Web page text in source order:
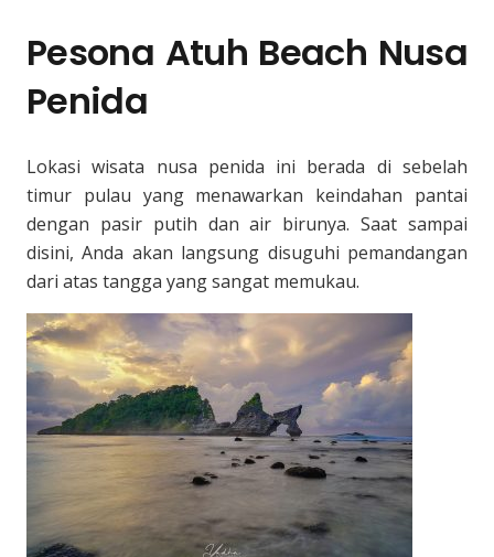
Pesona Atuh Beach Nusa
Penida
Lokasi wisata nusa penida ini berada di sebelah
timur pulau yang menawarkan keindahan pantai
dengan pasir putih dan air birunya. Saat sampai
disini, Anda akan langsung disuguhi pemandangan
dari atas tangga yang sangat memukau.